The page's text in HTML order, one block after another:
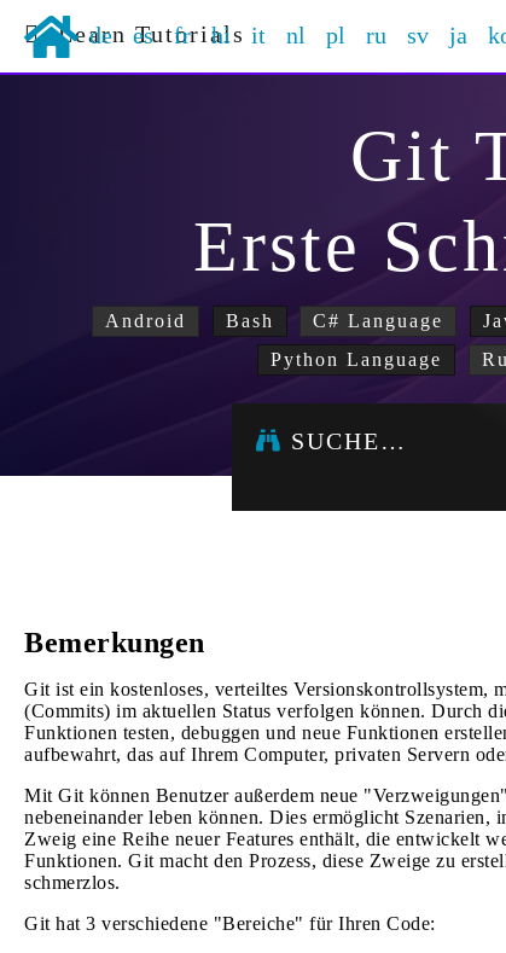
Learn Tutorials
de es fr hi it nl pl ru sv ja
Git
Erste
Android Bash C# Language
Python Language
SUCHE…
Bemerkungen
Git ist ein kostenloses, verteiltes Versionskontrollsystem,
(Commits) im aktuellen Status verfolgen können. Durch
Funktionen testen, debuggen und neue Funktionen
aufbewahrt, das auf Ihrem Computer, privaten Servern
Mit Git können Benutzer außerdem neue
nebeneinander leben können. Dies ermöglicht
Zweig eine Reihe neuer Features enthält, die entwickelt
Funktionen. Git macht den Prozess, diese Zweige zu
schmerzlos.
Git hat 3 verschiedene "Bereiche" für Ihren Code: